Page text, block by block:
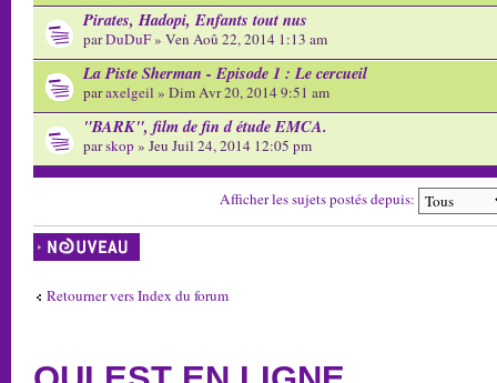
Pirates, Hadopi, Enfants tout nus
parDuDuF» Ven Aoû 22, 2014 1:13 am
La Piste Sherman - Episode 1 : Le cercueil
paraxelgeil » Dim Avr 20, 2014 9:51 am
"BARK", film de fin d étude EMCA.
parskop» Jeu Juil 24, 2014 12:05 pm
Afficher les sujets postés depuis:
Écrire un nouveau
sujet
Retourner vers Index du forum